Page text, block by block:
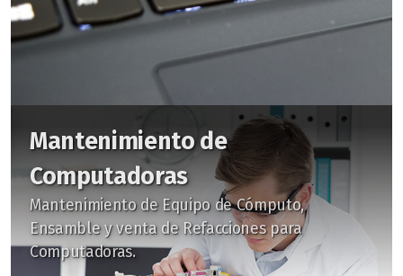
Mantenimiento de
Computadoras
Mantenimiento de Equipo de Cómputo,
Ensamble y venta de Refacciones para
Computadoras.